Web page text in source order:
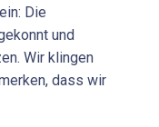
Die
und
Wir klingen
dass wir